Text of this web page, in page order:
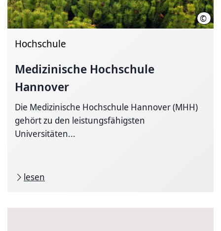
©
Hochschule
Medizinische Hochschule
Hannover
Die Medizinische Hochschule Hannover (MHH)
gehört zu den leistungsfähigsten
Universitäten...
lesen